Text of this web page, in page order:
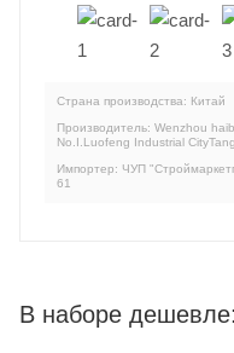
Страна производства: Китай
Производитель: Wenzhou
No.I.Luofeng Industrial
Импортер: ЧУП
61
В наборе дешевле: